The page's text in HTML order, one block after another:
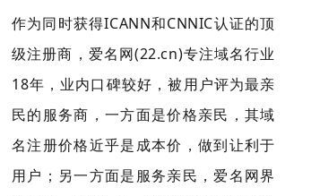
作为同时获得ICANN和CNNIC认证的顶
级注册商，爱名网(22.cn)专注域名行业
18年，业内口碑较好，被用户评为最亲
民的服务商，一方面是价格亲民，其域
名注册价格近乎是成本价，做到让利于
用户；另一方面是服务亲民，爱名网界